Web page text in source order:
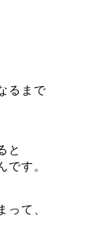
るまで
と
です。
って、